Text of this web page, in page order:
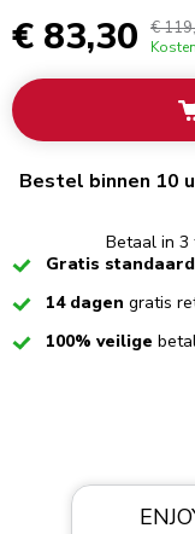
€ 83,30 €
Bestel binnen 10
Betaal in 3
Checked
Gratis
Checked14 dagen gratis
Checked100% veilige